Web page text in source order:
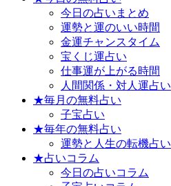
今日の占いまとめ
運勢と運のいい時間
金運チャンスタイム
宝くじ運占い
仕事運が上がる時間
人間関係・対人運占い
★毎月の無料占い
子宝占い
★毎年の無料占い
運勢と人生の転機占い
★占いコラム
今日の占いコラム